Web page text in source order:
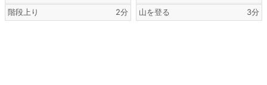
階段上り
2分
山を登る
3分